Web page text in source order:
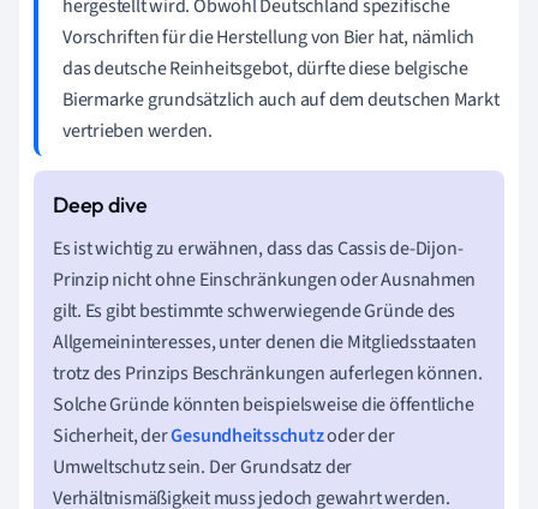
hergestellt wird. Obwohl Deutschland spezifische
Vorschriften für die Herstellung von Bier hat, nämlich
das deutsche Reinheitsgebot, dürfte diese belgische
Biermarke grundsätzlich auch auf dem deutschen Markt
vertrieben werden.
Es ist wichtig zu erwähnen, dass das Cassis de-Dijon-
Prinzip nicht ohne Einschränkungen oder Ausnahmen
gilt. Es gibt bestimmte schwerwiegende Gründe des
Allgemeininteresses, unter denen die Mitgliedsstaaten
trotz des Prinzips Beschränkungen auferlegen können.
Solche Gründe könnten beispielsweise die öffentliche
Sicherheit, derGesundheitsschutzoder der
Umweltschutz sein. Der Grundsatz der
Verhältnismäßigkeit muss jedoch gewahrt werden.